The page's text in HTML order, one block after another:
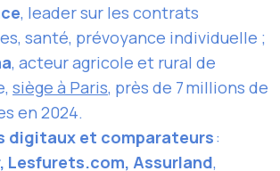
, leader sur les contrats
santé, prévoyance individuelle ;
, acteur agricole et rural de
siège à Paris, près de 7 millions de
en 2024.
digitaux et comparateurs:
Lesfurets.com, Assurland,